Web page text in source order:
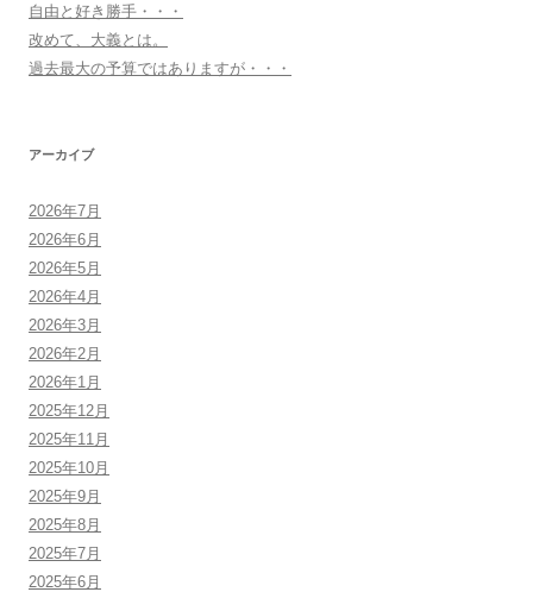
自由と好き勝手・・・
改めて、大義とは。
過去最大の予算ではありますが・・・
アーカイブ
2026年7月
2026年6月
2026年5月
2026年4月
2026年3月
2026年2月
2026年1月
2025年12月
2025年11月
2025年10月
2025年9月
2025年8月
2025年7月
2025年6月